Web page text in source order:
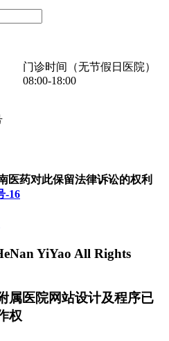
门诊时间（无节假日医院）
08:00-18:00
医药对此保留法律诉讼的权利
-16
YiYao All Rights
属医院网站设计及程序已
权